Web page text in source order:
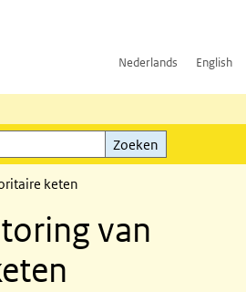
Nederlands English
Zoeken
keten
van